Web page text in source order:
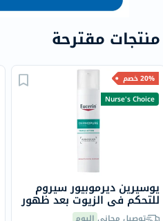
منتجات مقترحة
20% خصم
Nurse's Choice
يوسيرين ديرموبيور سيروم
للتحكم في الزيوت بعد ظهور
البثور ومضاد للعلامات ذو